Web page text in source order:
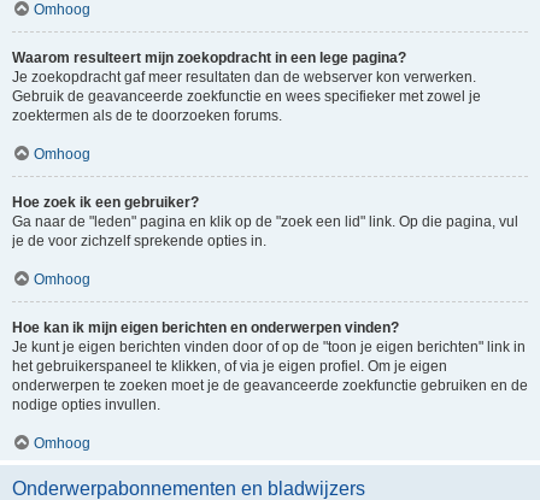
Omhoog
Waarom resulteert mijn zoekopdracht in een lege pagina?
Je zoekopdracht gaf meer resultaten dan de webserver kon verwerken.
Gebruik de geavanceerde zoekfunctie en wees specifieker met zowel je
zoektermen als de te doorzoeken forums.
Omhoog
Hoe zoek ik een gebruiker?
Ga naar de "leden" pagina en klik op de "zoek een lid" link. Op die pagina, vul
je de voor zichzelf sprekende opties in.
Omhoog
Hoe kan ik mijn eigen berichten en onderwerpen vinden?
Je kunt je eigen berichten vinden door of op de "toon je eigen berichten" link in
het gebruikerspaneel te klikken, of via je eigen profiel. Om je eigen
onderwerpen te zoeken moet je de geavanceerde zoekfunctie gebruiken en de
nodige opties invullen.
Omhoog
Onderwerpabonnementen en bladwijzers